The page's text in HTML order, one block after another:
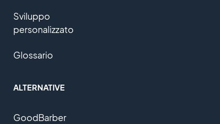
Sviluppo
personalizzato
Glossario
ALTERNATIVE
GoodBarber